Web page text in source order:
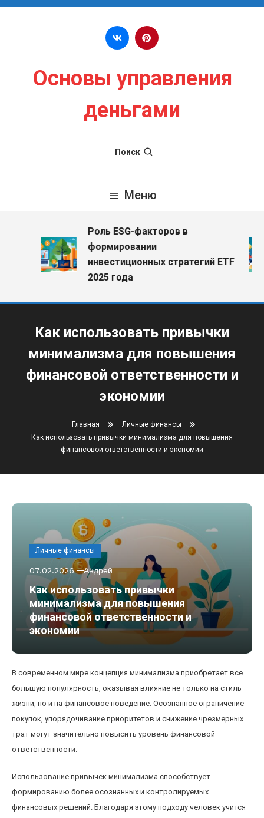
Перейти к содержимому
Основы управления
деньгами
Поиск
Меню
Роль ESG-факторов в
формировании
инвестиционных стратегий ETF
2025 года
Как использовать привычки
минимализма для повышения
финансовой ответственности и
экономии
Главная
Личные финансы
Как использовать привычки минимализма для повышения
финансовой ответственности и экономии
Личные финансы
07.02.2026 Андрей
Как использовать привычки
минимализма для повышения
финансовой ответственности и
экономии
В современном мире концепция минимализма приобретает все
большую популярность, оказывая влияние не только на стиль
жизни, но и на финансовое поведение. Осознанное ограничение
покупок, упорядочивание приоритетов и снижение чрезмерных
трат могут значительно повысить уровень финансовой
ответственности.
Использование привычек минимализма способствует
формированию более осознанных и контролируемых
финансовых решений. Благодаря этому подходу человек учится